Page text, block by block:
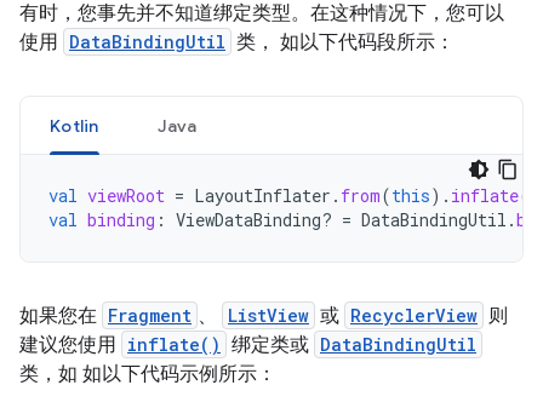
有时，您事先并不知道绑定类型。在这种情况下，您可以
使用 DataBindingUtil 类， 如以下代码段所示：
Kotlin Java
val viewRoot = LayoutInflater . from(this). inflate(
val binding : ViewDataBinding? = DataBindingUtil .
如果您在 Fragment 、 ListView 或 RecyclerView 则
建议您使用 inflate() 绑定类或 DataBindingUtil
类，如 如以下代码示例所示：